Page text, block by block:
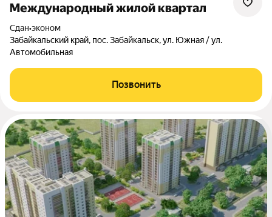
Международный жилой квартал
Сдан•эконом
Забайкальский край, пос. Забайкальск, ул. Южная / ул.
Автомобильная
Позвонить